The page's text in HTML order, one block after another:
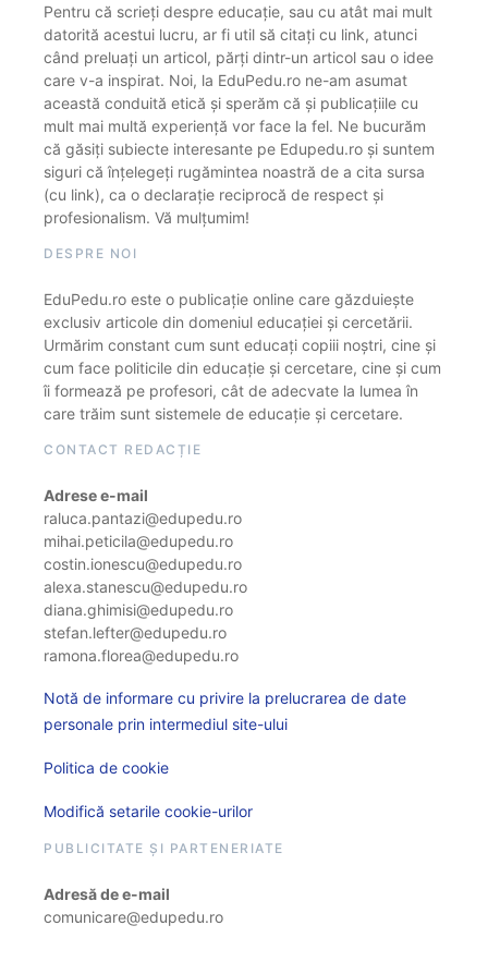
Pentru că scrieți despre educație, sau cu atât mai mult
datorită acestui lucru, ar fi util să citați cu link, atunci
când preluați un articol, părți dintr-un articol sau o idee
care v-a inspirat. Noi, la EduPedu.ro ne-am asumat
această conduită etică și sperăm că și publicațiile cu
mult mai multă experiență vor face la fel. Ne bucurăm
că găsiți subiecte interesante pe Edupedu.ro și suntem
siguri că înțelegeți rugămintea noastră de a cita sursa
(cu link), ca o declarație reciprocă de respect și
profesionalism. Vă mulțumim!
DESPRE NOI
EduPedu.ro este o publicație online care găzduiește
exclusiv articole din domeniul educației și cercetării.
Urmărim constant cum sunt educați copiii noștri, cine și
cum face politicile din educație și cercetare, cine și cum
îi formează pe profesori, cât de adecvate la lumea în
care trăim sunt sistemele de educație și cercetare.
CONTACT REDACȚIE
Adrese e-mail
raluca.pantazi@edupedu.ro
mihai.peticila@edupedu.ro
costin.ionescu@edupedu.ro
alexa.stanescu@edupedu.ro
diana.ghimisi@edupedu.ro
stefan.lefter@edupedu.ro
ramona.florea@edupedu.ro
Notă de informare cu privire la prelucrarea de date
personale prin intermediul site-ului
Politica de cookie
Modifică setarile cookie-urilor
PUBLICITATE ȘI PARTENERIATE
Adresă de e-mail
comunicare@edupedu.ro